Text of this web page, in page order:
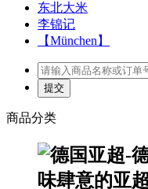
东北大米
李锦记
【München】
商品分类